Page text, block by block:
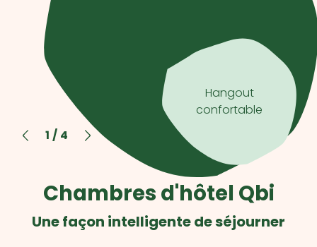
Hangout
confortable
1 / 4
Chambres d'hôtel Qbi
Une façon intelligente de séjourner